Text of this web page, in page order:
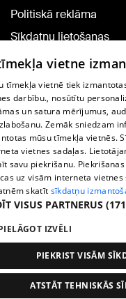
Politiskā reklāma
Sīkdatņu lietošanas
noteikumi
Komentāru
TV programma
Līguma noteikumi
360 Ziņu kontakti
Helio Media
Portāla palīdzības
All rights reserved.
vietne
tīmekļa vietnē tiek
darbību., nosūtītu
un satura mērījumus,
Zemāk sniedzam
mūsu tīmekļa vietnēs.
vietnes sadaļas.
savu piekrišanu.
uz visām interneta
skatīt sīkdatņu
VISUS PARTNERUS
IZVĒLI
PIEKRIST VISĀM
ATSTĀT TEHNISKĀS